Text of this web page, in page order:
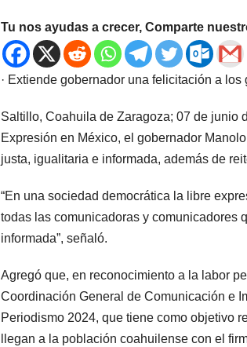
Tu nos ayudas a crecer, Comparte
· Extiende gobernador una felicitación a
Saltillo, Coahuila de Zaragoza; 07 de junio
Expresión en México, el gobernador
justa, igualitaria e informada, además de
“En una sociedad democrática la libre
todas las comunicadoras y comunicadores
informada”, señaló.
Agregó que, en reconocimiento a la labor
Coordinación General de Comunicación e
Periodismo 2024, que tiene como objetivo
llegan a la población coahuilense con el